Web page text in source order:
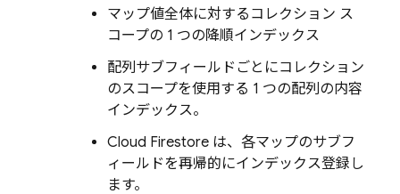
マップ値全体に対するコレクション ス
コープの 1 つの降順インデックス
配列サブフィールドごとにコレクション
のスコープを使用する 1 つの配列の内容
インデックス。
Cloud Firestore は、各マップのサブフ
ィールドを再帰的にインデックス登録し
ます。